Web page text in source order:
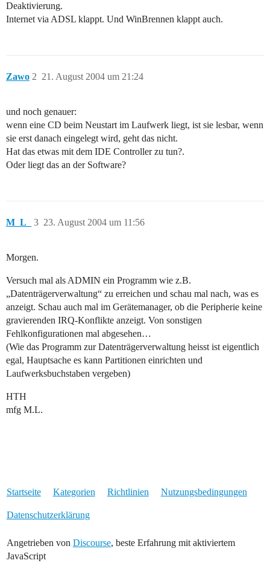
Deaktivierung.
Internet via ADSL klappt. Und WinBrennen klappt auch.
Zawo 21. August 2004 um 21:24
2
und noch genauer:
wenn eine CD beim Neustart im Laufwerk liegt, ist sie lesbar, wenn
sie erst danach eingelegt wird, geht das nicht.
Hat das etwas mit dem IDE Controller zu tun?.
Oder liegt das an der Software?
M_L_ 23. August 2004 um 11:56
3
Morgen.
Versuch mal als ADMIN ein Programm wie z.B.
„Datenträgerverwaltung“ zu erreichen und schau mal nach, was es
anzeigt. Schau auch mal im Gerätemanager, ob die Peripherie keine
gravierenden IRQ-Konflikte anzeigt. Von sonstigen
Fehlkonfigurationen mal abgesehen…
(Wie das Programm zur Datenträgerverwaltung heisst ist eigentlich
egal, Hauptsache es kann Partitionen einrichten und
Laufwerksbuchstaben vergeben)
HTH
mfg M.L.
Startseite Kategorien Richtlinien Nutzungsbedingungen
Datenschutzerklärung
Angetrieben von Discourse, beste Erfahrung mit aktiviertem
JavaScript